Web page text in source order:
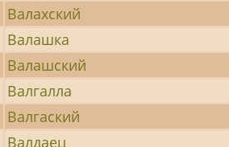
Валахский
Валашка
Валашский
Валгалла
Валгаский
Валдаец